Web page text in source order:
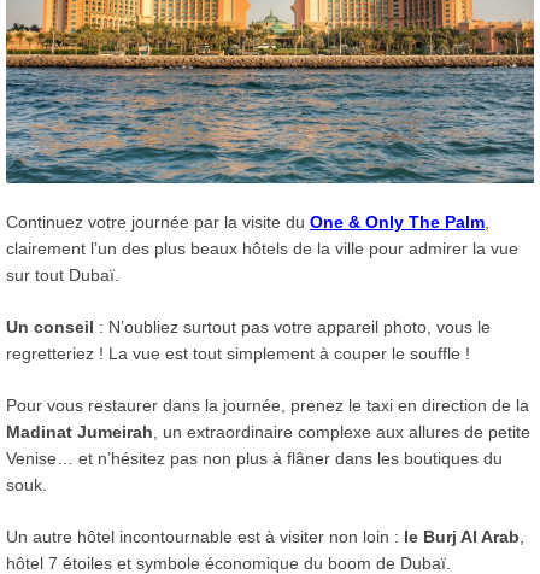
Continuez votre journée par la visite du One & Only The Palm
clairement l’un des plus beaux hôtels de la ville pour admirer la vue
sur tout Dubaï.
Un conseil : N’oubliez surtout pas votre appareil photo, vous le
regretteriez ! La vue est tout simplement à couper le souffle !
Pour vous restaurer dans la journée, prenez le taxi en direction de la
Madinat Jumeirah , un extraordinaire complexe aux allures de petite
Venise… et n’hésitez pas non plus à flâner dans les boutiques du
souk.
Un autre hôtel incontournable est à visiter non loin : le Burj Al Arab
hôtel 7 étoiles et symbole économique du boom de Dubaï.